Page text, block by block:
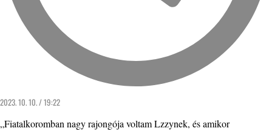
2023. 10. 10. / 19:22
„Fiatalkoromban nagy rajongója voltam Lzzynek, és amikor